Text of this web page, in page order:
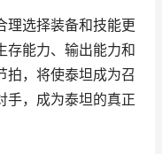
理选择装备和技能更
存能力、输出能力和
拍，将使泰坦成为召
手，成为泰坦的真正